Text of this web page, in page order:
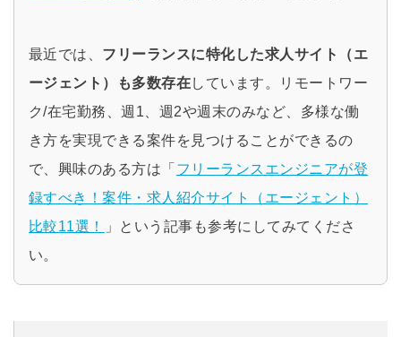
最近では、 フリーランスに特化した求人サイト（エ
ージェント）も多数存在しています。リモートワー
ク/在宅勤務、週1、週2や週末のみなど、多様な働
き方を実現できる案件を見つけることができるの
で、興味のある方は「 フリーランスエンジニアが登
録すべき！案件・求人紹介サイト（エージェント）
比較11選！
」という記事も参考にしてみてくださ
い。